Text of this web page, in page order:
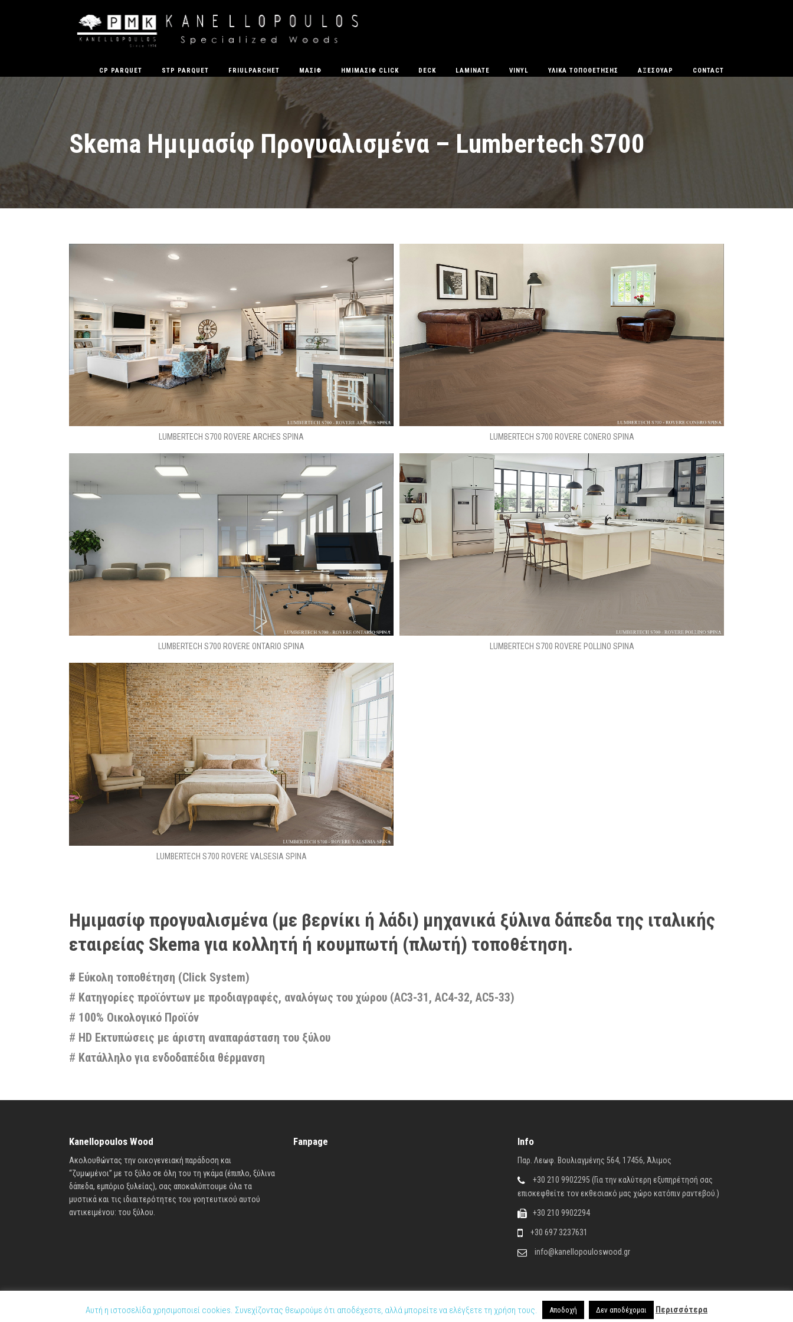
CP PARQUET STP PARQUET FRIULPARCHET ΜΑΣΊΦ ΗΜΙΜΑΣΙΦ CLICK DECK LAMINATE VINYL ΥΛΙΚΆ ΤΟΠΟΘΈΤΗΣΗΣ ΑΞΕΣΟΥΆΡ CONTACT
Skema Ημιμασίφ Προγυαλισμένα – Lumbertech S700
LUMBERTECH S700 ROVERE ARCHES SPINA LUMBERTECH S700 ROVERE CONERO SPINA
LUMBERTECH S700 ROVERE ONTARIO SPINA LUMBERTECH S700 ROVERE POLLINO SPINA
LUMBERTECH S700 ROVERE VALSESIA SPINA
Ημιμασίφ προγυαλισμένα (με βερνίκι ή λάδι) μηχανικά ξύλινα δάπεδα της ιταλικής
εταιρείας Skema για κολλητή ή κουμπωτή (πλωτή) τοποθέτηση.
# Εύκολη τοποθέτηση (Click System)
# Κατηγορίες προϊόντων με προδιαγραφές, αναλόγως του χώρου (AC3-31, AC4-32, AC5-33)
# 100% Οικολογικό Προϊόν
# HD Εκτυπώσεις με άριστη αναπαράσταση του ξύλου
# Κατάλληλο για ενδοδαπέδια θέρμανση
Kanellopoulos Wood
Ακολουθώντας την οικογενειακή παράδοση και
“ζυμωμένοι” με το ξύλο σε όλη του τη γκάμα (έπιπλο, ξύλινα
δάπεδα, εμπόριο ξυλείας), σας αποκαλύπτουμε όλα τα
μυστικά και τις ιδιαιτερότητες του γοητευτικού αυτού
αντικειμένου: του ξύλου.
Fanpage Info
Παρ. Λεωφ. Βουλιαγμένης 564, 17456, Άλιμος
+30 210 9902295 (Για την καλύτερη εξυπηρέτησή σας
επισκεφθείτε τον εκθεσιακό μας χώρο κατόπιν ραντεβού.)
+30 210 9902294
+30 697 3237631
info@kanellopouloswood.gr
© Kanellopoulos Wood | Όροι χρήσης Προσωπικά δεδομένα |Πολιτική cookies
Αυτή η ιστοσελίδα χρησιμοποιεί cookies. Συνεχίζοντας θεωρούμε ότι αποδέχεστε, αλλά μπορείτε να ελέγξετε τη χρήση τους. Αποδοχή Δεν αποδέχομαι Περισσότερα